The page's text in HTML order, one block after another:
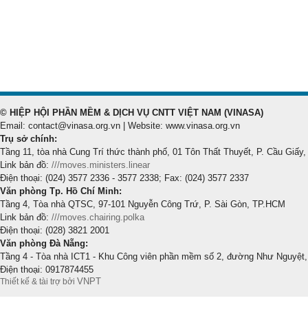
© HIỆP HỘI PHẦN MỀM & DỊCH VỤ CNTT VIỆT NAM (VINASA)
Email: contact@vinasa.org.vn | Website: www.vinasa.org.vn
Trụ sở chính:
Tầng 11, tòa nhà Cung Trí thức thành phố, 01 Tôn Thất Thuyết, P. Cầu Giấy,
Link bản đồ: ///moves.ministers.linear
Điện thoại: (024) 3577 2336 - 3577 2338; Fax: (024) 3577 2337
Văn phòng Tp. Hồ Chí Minh:
Tầng 4, Tòa nhà QTSC, 97-101 Nguyễn Công Trứ, P. Sài Gòn, TP.HCM
Link bản đồ: ///moves.chairing.polka
Điện thoại: (028) 3821 2001
Văn phòng Đà Nẵng:
Tầng 4 - Tòa nhà ICT1 - Khu Công viên phần mềm số 2, đường Như
Điện thoại: 0917874455
Thiết kế & tài trợ bởi VNPT